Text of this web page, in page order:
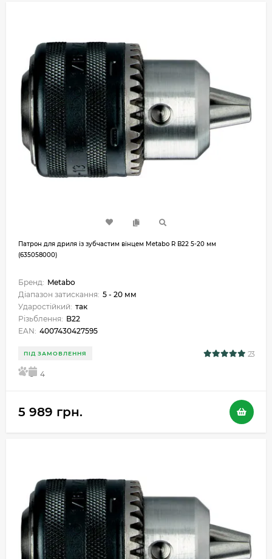
Патрон для дриля із зубчастим вінцем Metabo R В22 5-20 мм
(635058000)
Бренд: Metabo
Діапазон затискання: 5 - 20 мм
Ударостійкий: так
Різьблення: B22
EAN: 4007430427595
ПІД ЗАМОВЛЕННЯ 23
5 4
5 989 грн.